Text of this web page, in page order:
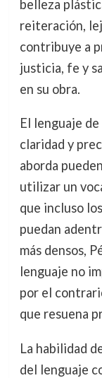
belleza
reiteración,
contribuye a
justicia, fe y
en su obra.
El lenguaje
claridad y
aborda
utilizar un
que incluso
puedan
más densos,
lenguaje no
por el
que resuena
La habilidad
del lenguaje